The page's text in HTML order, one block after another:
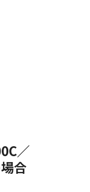
／
合